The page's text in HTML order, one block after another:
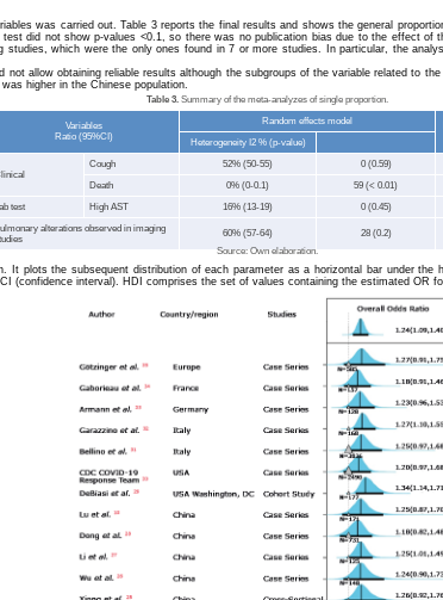
was carried out. Table 3 reports the final results and shows the general
did not show p-values <0.1, so there was no publication bias due to the effect
studies, which were the only ones found in 7 or more studies. In particular, the
allow obtaining reliable results although the subgroups of the variable related to
higher in the Chinese population.
Table 3. Summary of the meta-analyzes of single proportion.
Variables
Ratio (95%CI)
Random effects model
Heterogeneity I2 % (p-value)
Cough 52% (50-55) 0 (0.59)
Death
0% (0-0.1) 59 (< 0.01)
test
High AST 16% (13-19) 0 (0.45)
alterations observed in imaging
60% (57-64) 28 (0.2)
Source: Own elaboration.
It plots the subsequent distribution of each parameter as a horizontal bar under
(confidence interval). HDI comprises the set of values containing the estimated OR